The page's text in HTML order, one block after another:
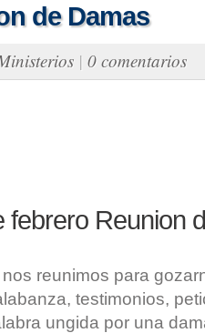
de Damas
| 0 comentarios
febrero Reunion
reunimos para
testimonios,
ungida por una